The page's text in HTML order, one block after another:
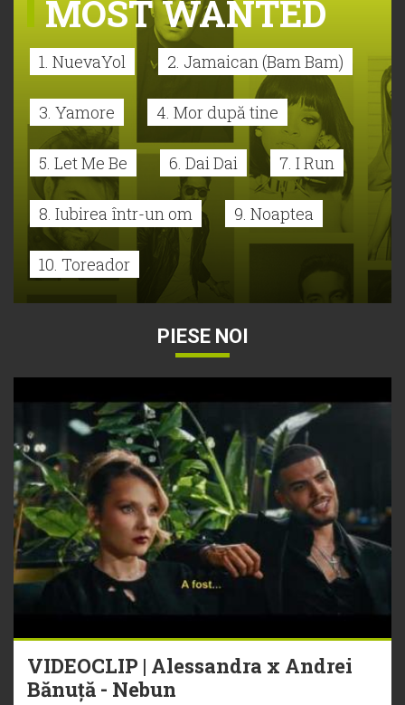
MOST WANTED
1. NuevaYol 2. Jamaican (Bam Bam)
3. Yamore 4. Mor după tine
5. Let Me Be 6. Dai Dai 7. I Run
8. Iubirea într-un om 9. Noaptea
10. Toreador
PIESE NOI
VIDEOCLIP | Alessandra x Andrei
Bănuță - Nebun